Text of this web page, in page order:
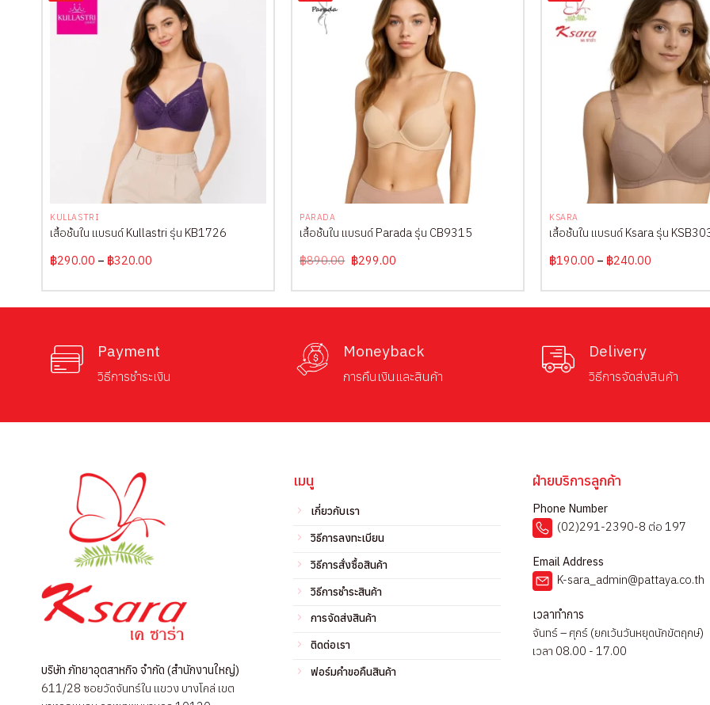
KULLASTRI
เสื้อชั้นใน แบรนด์ Kullastri รุ่น KB1726
฿290.00 – ฿320.00
through
฿320.00
PARADA
เสื้อชั้นใน แบรนด์ Parada รุ่น CB9315
฿890.00 Original
price
฿890.00.
฿299.00Current
฿299.00.
KSARA
เสื้อชั้นใน แบรนด์ Ksara รุ่น
฿190.00 – ฿240.00
through
฿240.00
Payment
วิธีการชำระเงิน
Moneyback
การคืนเงินและสินค้า
Delivery
วิธีการจัดส่งสินค้า
บริษัท ภัทยาอุตสาหกิจ จำกัด (สำนักงานใหญ่)
611/28 ซอยวัดจันทร์ใน แขวง บางโคล่ เขต
เมนู
เกี่ยวกับเรา
วิธีการลงทะเบียน
วิธีการสั่งซื้อสินค้า
วิธีการชำระสินค้า
การจัดส่งสินค้า
ติดต่อเรา
ฟอร์มคำขอคืนสินค้า
ฝ่ายบริการลูกค้า
Phone Number
(02)291-2390-8 ต่อ 197
Email Address
K-sara_admin@pattaya.co.th
เวลาทำการ
จันทร์ – ศุกร์ (ยกเว้นวันหยุดนักขัตฤกษ์)
เวลา 08.00 - 17.00